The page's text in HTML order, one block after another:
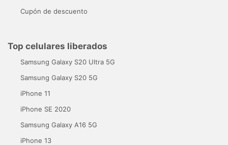
Cupón de descuento
Top celulares liberados
Samsung Galaxy S20 Ultra 5G
Samsung Galaxy S20 5G
iPhone 11
iPhone SE 2020
Samsung Galaxy A16 5G
iPhone 13